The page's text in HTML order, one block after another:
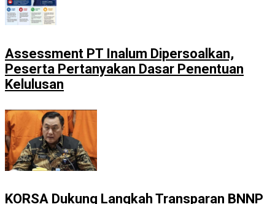
Assessment PT Inalum Dipersoalkan,
Peserta Pertanyakan Dasar Penentuan
Kelulusan
KORSA Dukung Langkah Transparan BNNP